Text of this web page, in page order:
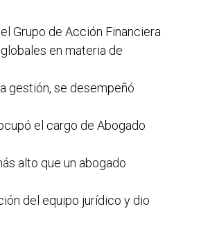
Grupo de Acción Financiera
en materia de
gestión, se desempeñó
el cargo de Abogado
alto que un abogado
del equipo jurídico y dio